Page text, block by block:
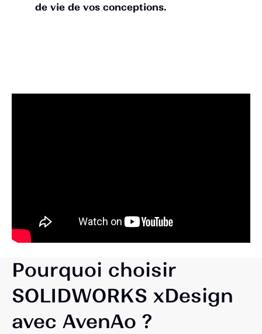
de vie de vos conceptions.
Pourquoi choisir
SOLIDWORKS xDesign
avec AvenAo ?